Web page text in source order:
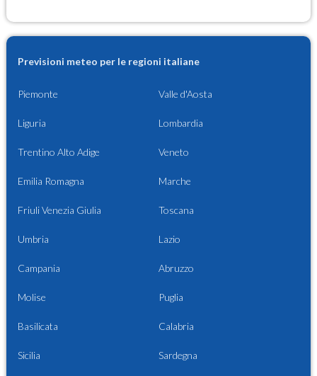
Previsioni meteo per le regioni italiane
Piemonte Valle d'Aosta
Liguria Lombardia
Trentino Alto Adige Veneto
Emilia Romagna Marche
Friuli Venezia Giulia Toscana
Umbria Lazio
Campania Abruzzo
Molise Puglia
Basilicata Calabria
Sicilia Sardegna